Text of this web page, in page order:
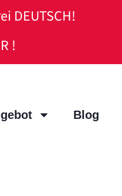
DEUTSCH!
!
Blog